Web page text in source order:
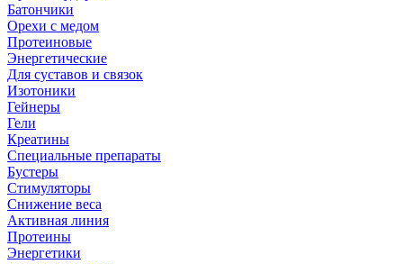
Батончики
Орехи с медом
Протеиновые
Энергетические
Для суставов и связок
Изотоники
Гейнеры
Гели
Креатины
Специальные препараты
Бустеры
Стимуляторы
Снижение веса
Активная линия
Протеины
Энергетики